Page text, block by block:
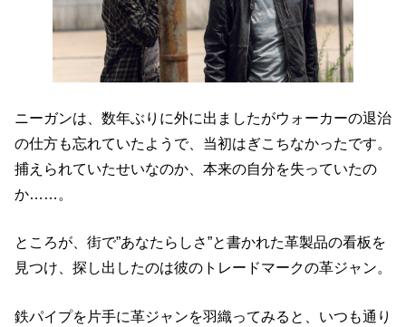
ニーガンは、数年ぶりに外に出ましたがウォーカーの退治
の仕方も忘れていたようで、当初はぎこちなかったです。
捕えられていたせいなのか、本来の自分を失っていたの
か……。
ところが、街で”あなたらしさ”と書かれた革製品の看板を
見つけ、探し出したのは彼のトレードマークの革ジャン。
鉄パイプを片手に革ジャンを羽織ってみると、いつも通り